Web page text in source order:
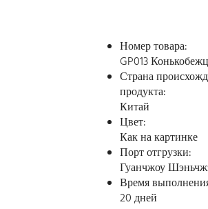
Номер товара:
GP013
Страна
продукта:
Китай
Цвет:
Как на картинке
Порт отгрузки:
Гуанчжоу
Время
20 дней